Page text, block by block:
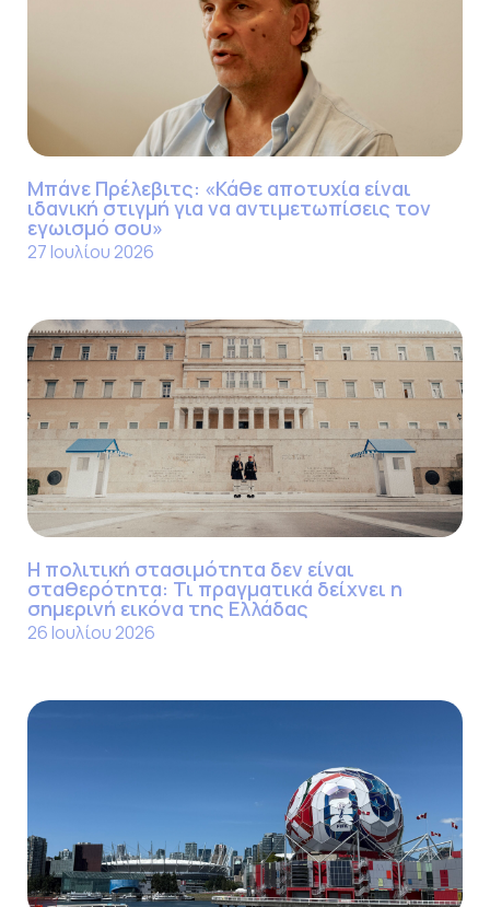
Μπάνε Πρέλεβιτς: «Κάθε αποτυχία είναι
ιδανική στιγμή για να αντιμετωπίσεις τον
εγωισμό σου»
27 Ιουλίου 2026
Η πολιτική στασιμότητα δεν είναι
σταθερότητα: Τι πραγματικά δείχνει η
σημερινή εικόνα της Ελλάδας
26 Ιουλίου 2026